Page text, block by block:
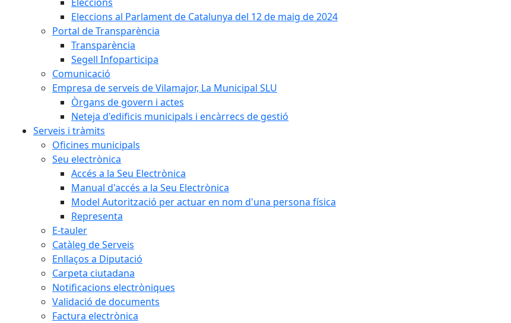
Eleccions al Parlament de Catalunya del 12 de maig de 2024
Portal de Transparència
Transparència
Segell Infoparticipa
Comunicació
Empresa de serveis de Vilamajor, La Municipal SLU
Òrgans de govern i actes
Neteja d'edificis municipals i encàrrecs de gestió
Serveis i tràmits
Oficines municipals
Seu electrònica
Accés a la Seu Electrònica
Manual d'accés a la Seu Electrònica
Model Autorització per actuar en nom d'una persona física
Representa
E-tauler
Catàleg de Serveis
Enllaços a Diputació
Carpeta ciutadana
Notificacions electròniques
Validació de documents
Factura electrònica